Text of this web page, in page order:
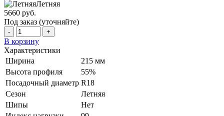
Летняя
5660 руб.
Под заказ (уточняйте)
- +
В корзину
Характеристики
Ширина
215 мм
Высота профиля
55%
Посадочный диаметр R18
Сезон
Летняя
Шипы
Нет